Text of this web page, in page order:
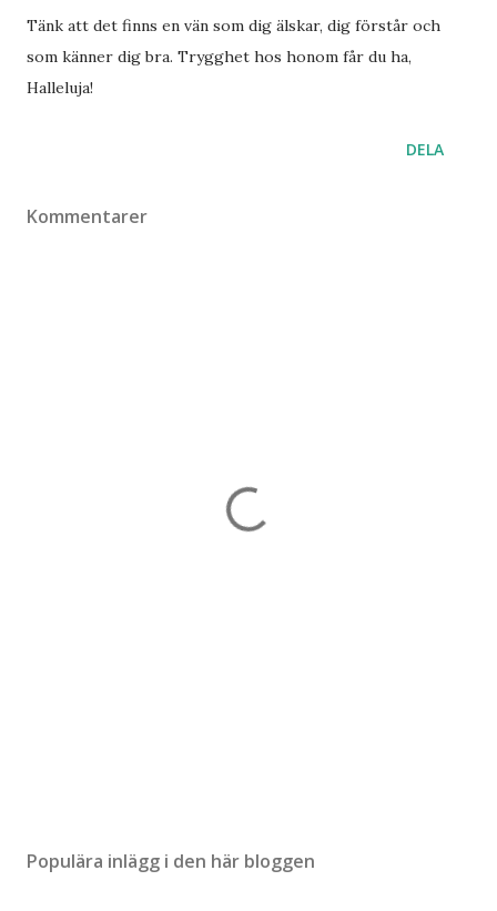
Tänk att det finns en vän som dig älskar, dig förstår och
som känner dig bra. Trygghet hos honom får du ha,
Halleluja!
DELA
Kommentarer
Populära inlägg i den här bloggen